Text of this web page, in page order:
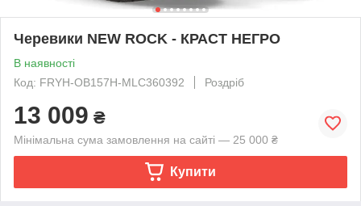
Черевики NEW ROCK - КРАСТ НЕГРО
В наявності
Код: FRYH-OB157H-MLC360392
Роздріб
13 009 ₴
Мінімальна сума замовлення на сайті — 25 000 ₴
Купити